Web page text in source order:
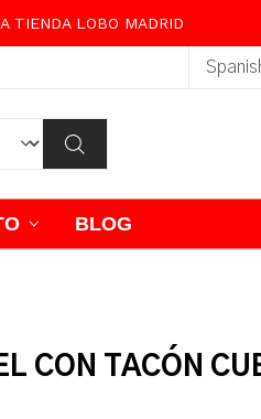
TIENDA LOBO MADRID
BLOG
CON TACÓN